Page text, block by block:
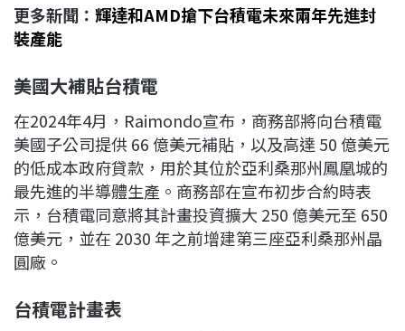
更多新聞： 輝達和AMD搶下台積電未來兩年先進封
裝產能
美國大補貼台積電
在2024年4月，Raimondo宣布，商務部將向台積電
美國子公司提供 66 億美元補貼，以及高達 50 億美元
的低成本政府貸款，用於其位於亞利桑那州鳳凰城的
最先進的半導體生產。商務部在宣布初步合約時表
示，台積電同意將其計畫投資擴大 250 億美元至 650
億美元，並在 2030 年之前增建第三座亞利桑那州晶
圓廠。
台積電計畫表